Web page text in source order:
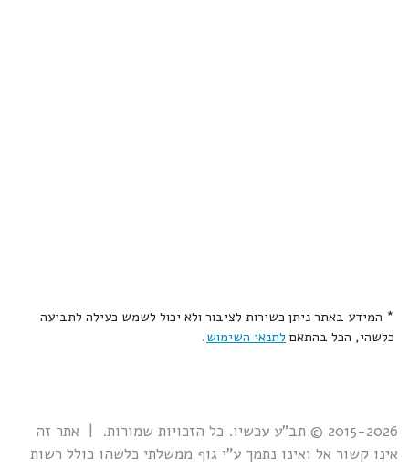
* המידע באתר ניתן כשירות לציבור ולא יכול לשמש כעילה לתביעה
כלשהי, הכל בהתאם לתנאי השימוש.
2015-2026 © תב"ע עכשיו. כל הזכויות שמורות. | אתר זה
אינו קשור אל ואינו נתמך ע"י גוף ממשלתי כלשהו כולל רשות